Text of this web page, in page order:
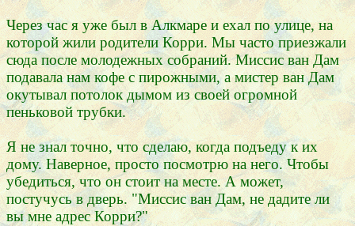
Через час я уже был в Алкмаре и ехал по улице, на
которой жили родители Корри. Мы часто приезжали
сюда после молодежных собраний. Миссис ван Дам
подавала нам кофе с пирожными, а мистер ван Дам
окутывал потолок дымом из своей огромной
пеньковой трубки.
Я не знал точно, что сделаю, когда подъеду к их
дому. Наверное, просто посмотрю на него. Чтобы
убедиться, что он стоит на месте. А может,
постучусь в дверь. "Миссис ван Дам, не дадите ли
вы мне адрес Корри?"